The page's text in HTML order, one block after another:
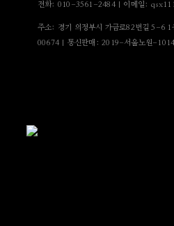
전화: 010-3561-2484 | 이메일:
주소: 경기 의정부시 가금로82번길 5-6
00674 | 통신판매:2019-서울노원-1014